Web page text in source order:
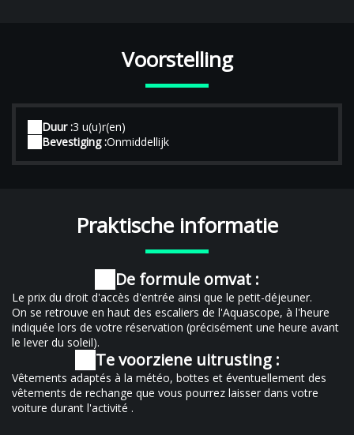
Voorstelling
Duur :3 u(u)r(en)
Bevestiging :Onmiddellijk
Praktische informatie
De formule omvat :
Le prix du droit d'accès d'entrée ainsi que le petit-déjeuner.
On se retrouve en haut des escaliers de l'Aquascope, à l'heure
indiquée lors de votre réservation (précisément une heure avant
le lever du soleil).
Te voorziene uitrusting :
Vêtements adaptés à la météo, bottes et éventuellement des
vêtements de rechange que vous pourrez laisser dans votre
voiture durant l'activité .